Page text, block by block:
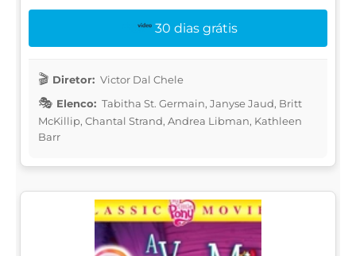
30 dias grátis
Diretor: Victor Dal Chele
Elenco: Tabitha St. Germain, Janyse Jaud, Britt
McKillip, Chantal Strand, Andrea Libman, Kathleen
Barr